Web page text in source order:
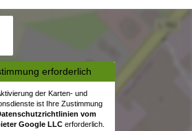
erforderlich
der Karten- und
ist Ihre Zustimmung
vom
Google LLC erforderlich.